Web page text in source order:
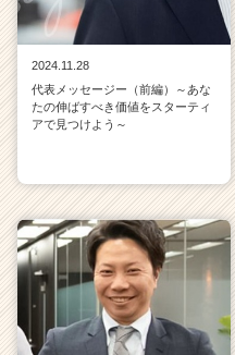
2024.11.28
代表メッセージー（前編）～あな
たの伸ばすべき価値をスターティ
アで見つけよう～